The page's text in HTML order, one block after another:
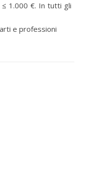
1.000 €. In tutti gli
e professioni